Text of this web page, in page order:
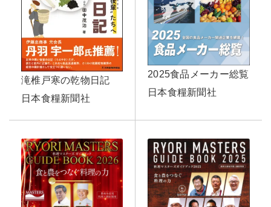
滝椎戸寒の乾物日記
日本食糧新聞社
2025食品メーカー総覧
日本食糧新聞社